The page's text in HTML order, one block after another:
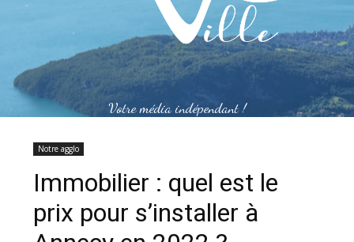
Votre média indépendant !
Notre agglo
Immobilier : quel est le
prix pour s’installer à